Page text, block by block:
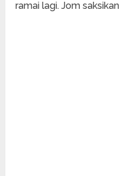
ramai lagi. Jom